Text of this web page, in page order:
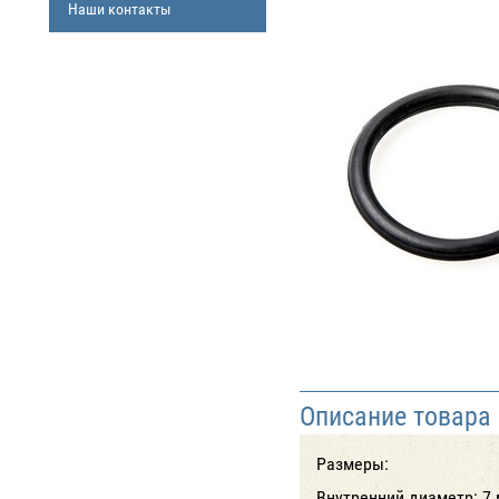
Наши контакты
Описание товара
Размеры: